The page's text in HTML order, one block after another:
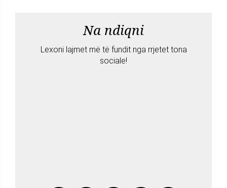
Na ndiqni
Lexoni lajmet më të fundit nga rrjetet tona
sociale!